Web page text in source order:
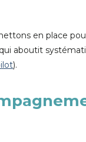
en place
aboutit
).